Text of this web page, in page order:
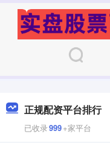
正规配资平台排行
已收录999+家平台